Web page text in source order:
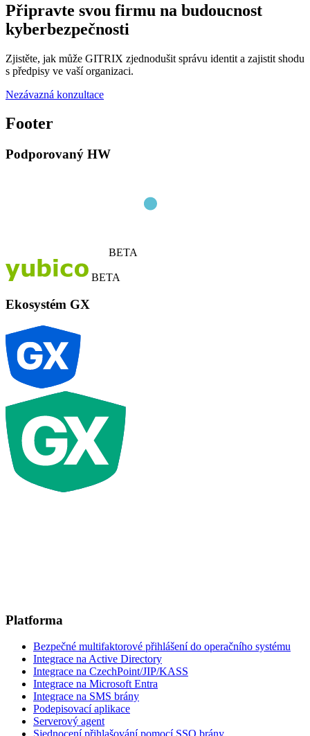
Připravte svou firmu na budoucnost
kyberbezpečnosti
Zjistěte, jak může GITRIX zjednodušit správu identit a zajistit shodu
s předpisy ve vaší organizaci.
Nezávazná konzultace
Footer
Podporovaný HW
BETA
BETA
Ekosystém GX
GX
Platforma
Bezpečné multifaktorové přihlášení do operačního systému
Integrace na Active Directory
Integrace na CzechPoint/JIP/KASS
Integrace na Microsoft Entra
Integrace na SMS brány
Podepisovací aplikace
Serverový agent